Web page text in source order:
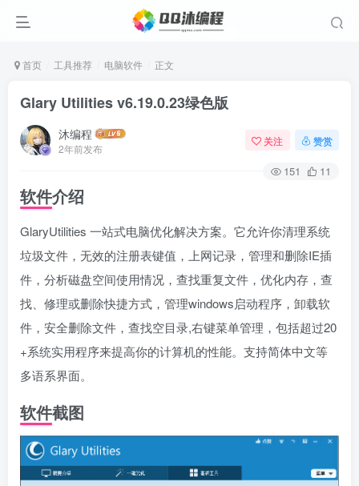
首页 工具推荐 电脑软件 正文
Glary Utilities v6.19.0.23绿色版
沐编程
2年前发布
关注 赞赏
151 11
软件介绍
GlaryUtilities 一站式电脑优化解决方案。它允许你清理系统
垃圾文件，无效的注册表键值，上网记录，管理和删除IE插
件，分析磁盘空间使用情况，查找重复文件，优化内存，查
找、修理或删除快捷方式，管理windows启动程序，卸载软
件，安全删除文件，查找空目录,右键菜单管理，包括超过20
+系统实用程序来提高你的计算机的性能。支持简体中文等
多语系界面。
软件截图